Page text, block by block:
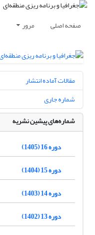
صفحه اصلی مرور
مقالات آماده انتشار
شماره جاری
شماره‌های پیشین نشریه
دوره 16 (1405)
دوره 15 (1404)
دوره 14 (1403)
دوره 13 (1402)